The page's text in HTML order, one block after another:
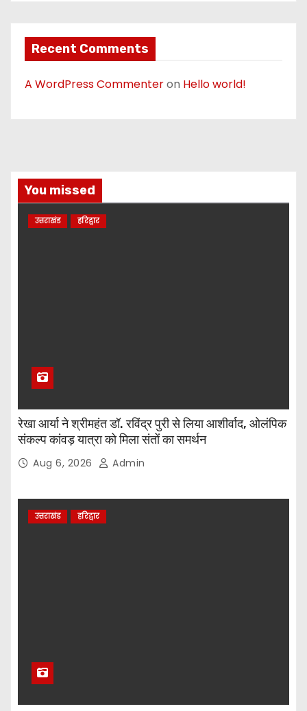
Recent Comments
A WordPress Commenteron Hello world!
You missed
उत्तराखंड हरिद्वार
रेखा आर्या ने श्रीमहंत डॉ. रविंद्र पुरी से लिया आशीर्वाद, ओलंपिक
संकल्प कांवड़ यात्रा को मिला संतों का समर्थन
Aug 6, 2026 Admin
उत्तराखंड हरिद्वार